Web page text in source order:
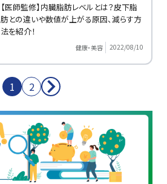
【医師監修】内臓脂肪レベルとは？皮下脂
肪との違いや数値が上がる原因、減らす方
法を紹介！
健康・美容 2022/08/10
1 2